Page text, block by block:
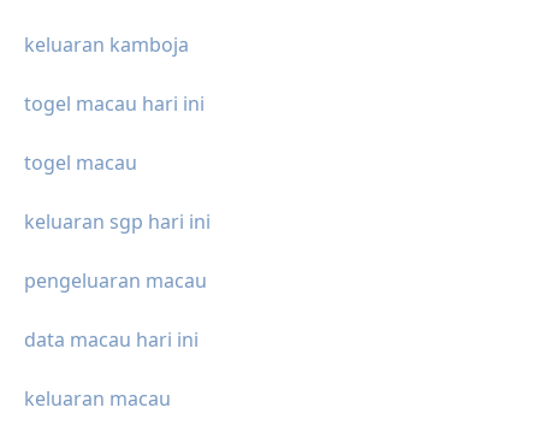
keluaran kamboja
togel macau hari ini
togel macau
keluaran sgp hari ini
pengeluaran macau
data macau hari ini
keluaran macau